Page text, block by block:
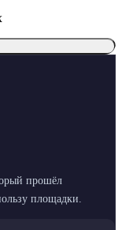
прошёл
площадки.